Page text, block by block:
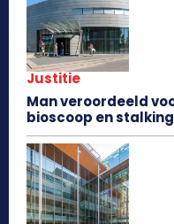
Justitie
Man veroordeeld
bioscoop en